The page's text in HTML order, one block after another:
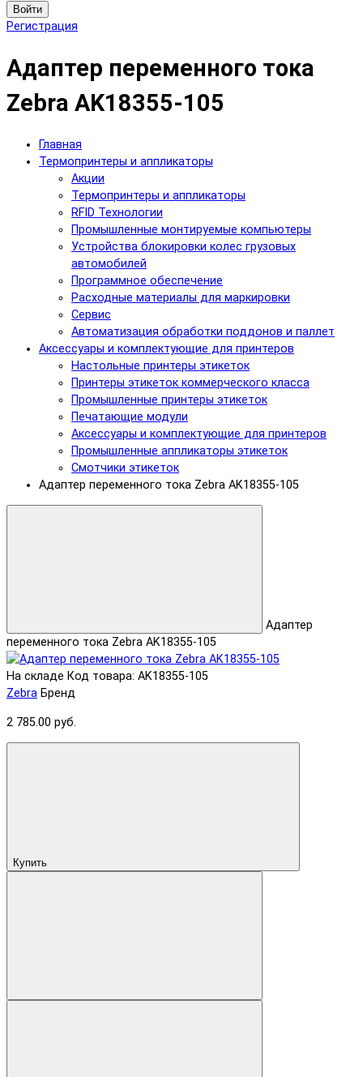
Войти
Регистрация
Адаптер переменного тока
Zebra AK18355-105
Главная
Термопринтеры и аппликаторы
Акции
Термопринтеры и аппликаторы
RFID Технологии
Промышленные монтируемые компьютеры
Устройства блокировки колес грузовых
автомобилей
Программное обеспечение
Расходные материалы для маркировки
Сервис
Автоматизация обработки поддонов и паллет
Аксессуары и комплектующие для принтеров
Настольные принтеры этикеток
Принтеры этикеток коммерческого класса
Промышленные принтеры этикеток
Печатающие модули
Аксессуары и комплектующие для принтеров
Промышленные аппликаторы этикеток
Смотчики этикеток
Адаптер переменного тока Zebra AK18355-105
Адаптер
переменного тока Zebra AK18355-105
На складе Код товара: AK18355-105
Zebra Бренд
2 785.00 руб.
Купить